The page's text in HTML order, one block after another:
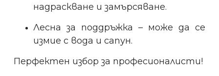
надраскване и замърсяване.
Лесна за поддръжка – може да се
измие с вода и сапун.
Перфектен избор за професионалисти!